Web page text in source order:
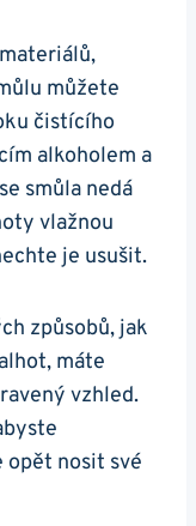
můžete
čistícího
alkoholem a
smůla nedá
vlažnou
je usušit.
způsobů, jak
máte
vzhled.
opět nosit své